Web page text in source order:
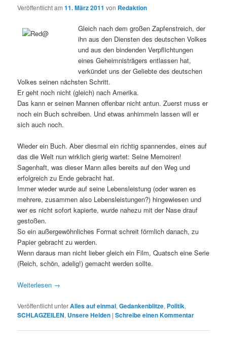
Veröffentlicht am11. März 2011 von Redaktion
Gleich nach dem großen Zapfenstreich, der
ihn aus den Diensten des deutschen Volkes
und aus den bindenden Verpflichtungen
eines Geheimnisträgers entlassen hat,
verkündet uns der Geliebte des deutschen
Volkes seinen nächsten Schritt.
Er geht noch nicht (gleich) nach Amerika.
Das kann er seinen Mannen offenbar nicht antun. Zuerst muss er
noch ein Buch schreiben. Und etwas anhimmeln lassen will er
sich auch noch.
Wieder ein Buch. Aber diesmal ein richtig spannendes, eines auf
das die Welt nun wirklich gierig wartet: Seine Memoiren!
Sagenhaft, was dieser Mann alles bereits auf den Weg und
erfolgreich zu Ende gebracht hat.
Immer wieder wurde auf seine Lebensleistung (oder waren es
mehrere, zusammen also Lebensleistungen?) hingewiesen und
wer es nicht sofort kapierte, wurde nahezu mit der Nase drauf
gestoßen.
So ein außergewöhnliches Format schreit förmlich danach, zu
Papier gebracht zu werden.
Wenn daraus man nicht lieber gleich ein Film, Quatsch eine Serie
(Reich, schön, adelig!) gemacht werden sollte.
Weiterlesen →
Veröffentlicht unterAlles auf einmal,Gedankenblitze, Politik,
SCHLAGZEILEN, Unsere Helden |Schreibe einen Kommentar